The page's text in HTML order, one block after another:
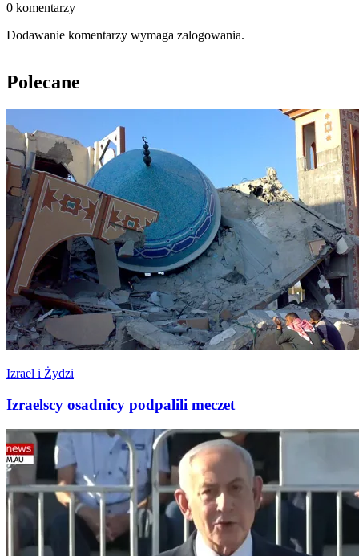
0 komentarzy
Dodawanie komentarzy wymaga zalogowania.
Polecane
Izrael i Żydzi
Izraelscy osadnicy podpalili meczet